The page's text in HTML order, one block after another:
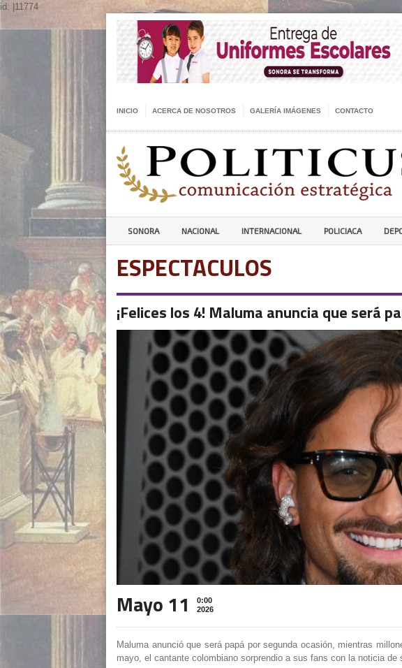
id: |11774
INICIO ACERCA DE NOSOTROS GALERÍA IMÁGENES CONTACTO
SONORA NACIONAL INTERNACIONAL POLICIACA
ESPECTACULOS
¡Felices los 4! Maluma anuncia que será
Mayo 11
0:00
2026
Maluma anunció que será papá por segunda ocasión, mientras
mayo, el cantante colombiano sorprendio a sus fans con la noticia de